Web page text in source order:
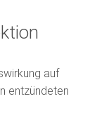
auf
entzündeten